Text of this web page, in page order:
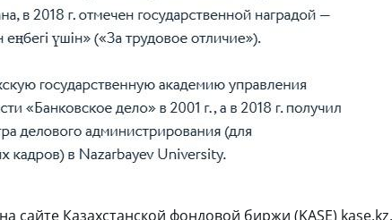
сайте Казахстанской фондовой биржи (KASE) kase.kz,